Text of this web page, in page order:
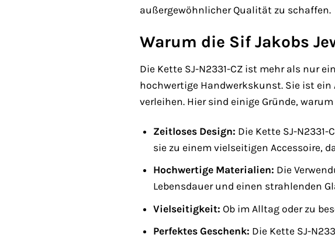
außergewöhnlicher Qualität zu schaffen.
Warum die Sif Jakobs
Die Kette SJ-N2331-CZ ist mehr als nur
hochwertige Handwerkskunst. Sie ist ein
verleihen. Hier sind einige Gründe,
Zeitloses Design: Die Kette SJ-
sie zu einem vielseitigen Accessoire,
Hochwertige Materialien: Die
Lebensdauer und einen strahlenden
Vielseitigkeit: Ob im Alltag oder zu
Perfektes Geschenk: Die Kette SJ-